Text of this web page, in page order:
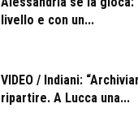
livello e con un...
VIDEO / Indiani:
ripartire. A Lucca una...